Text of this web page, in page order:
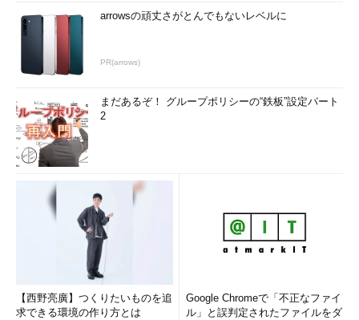
arrowsの頑丈さがとんでもないレベルに
PR(arrows)
まだあるぞ！ グループポリシーの“鉄板”設定パート
2
【西野亮廣】つくりたいものを追
求できる環境の作り方とは
Google Chromeで「不正なファイ
ル」と誤判定されたファイルをダ